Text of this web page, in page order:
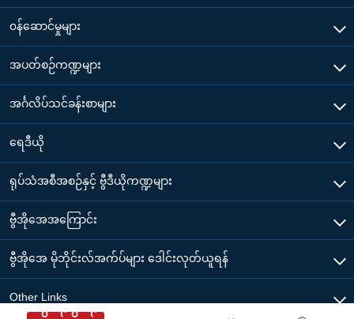
၀န်ဆောင်မှုများ
အပတ်စဉ်ကဏ္ဍများ
အင်္ဂလိပ်သင်ခန်းစာများ
ရေဒီယို
ရုပ်သံအစီအစဉ်နှင့် ဗွီဒီယိုကဏ္ဍများ
ဗွီအိုအေအကြောင်း
ဗွီအိုအေ မိုဘိုင်းလ်အက်ပ်များ ဒေါင်းလုတ်ယူရန်
Other Links